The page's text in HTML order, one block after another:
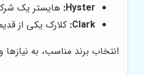
Hyster: هایستر یک
Clark: کلارک یکی از
انتخاب برند مناسب، به